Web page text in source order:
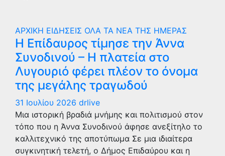
ΑΡΧΙΚΗ ΕΙΔΗΣΕΙΣ ΟΛΑ ΤΑ ΝΕΑ ΤΗΣ ΗΜΕΡΑΣ
Η Επίδαυρος τίμησε την Άννα
Συνοδινού – Η πλατεία στο
Λυγουριό φέρει πλέον το όνομα
της μεγάλης τραγωδού
31 Ιουλίου 2026 drlive
Μια ιστορική βραδιά μνήμης και πολιτισμού στον
τόπο που η Άννα Συνοδινού άφησε ανεξίτηλο το
καλλιτεχνικό της αποτύπωμα Σε μια ιδιαίτερα
συγκινητική τελετή, ο Δήμος Επιδαύρου και η